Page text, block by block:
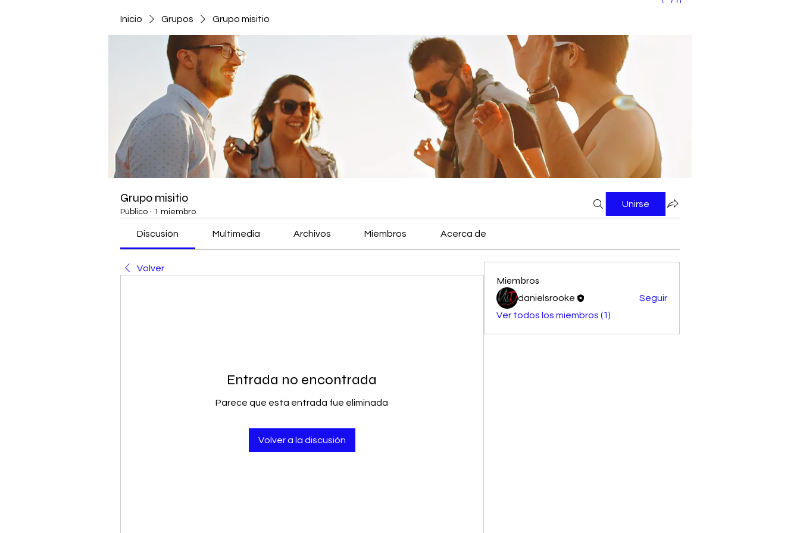
0
Inicio Grupos Grupo misitio
Grupo misitio
Público · 1 miembro
Unirse
Discusión Multimedia Archivos Miembros Acerca de
Volver
Entrada no encontrada
Parece que esta entrada fue eliminada
Volver a la discusión
Miembros
danielsrooke
Seguir
Ver todos los miembros (1)